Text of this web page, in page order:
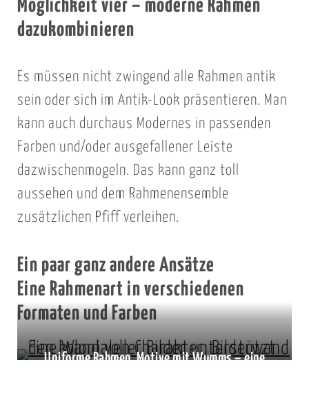
Möglichkeit vier – moderne Rahmen
dazukombinieren
Es müssen nicht zwingend alle Rahmen antik
sein oder sich im Antik-Look präsentieren. Man
kann auch durchaus Modernes in passenden
Farben und/oder ausgefallener Leiste
dazwischenmogeln. Das kann ganz toll
aussehen und dem Rahmenensemble
zusätzlichen Pfiff verleihen.
Ein paar ganz andere Ansätze
Eine Rahmenart in verschiedenen
Formaten und Farben
Uniforme Rahmen, Motive mit Wumms – eine